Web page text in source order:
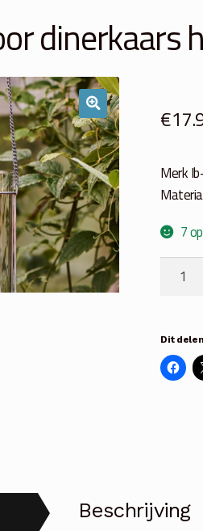
dinerkaars
€
Merk
7
aan
ketting
Dit
Beschrijving